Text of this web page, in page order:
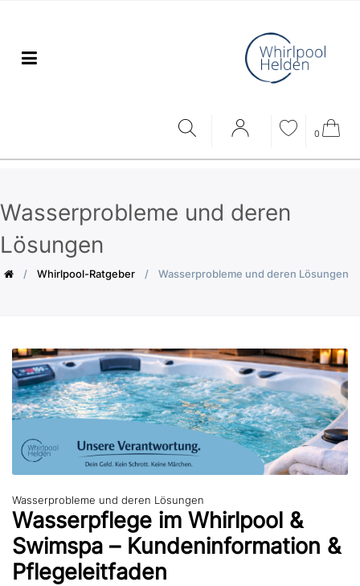
0
Wasserprobleme und deren
Lösungen
Whirlpool-Ratgeber Wasserprobleme und deren Lösungen
Wasserprobleme und deren Lösungen
Wasserpflege im Whirlpool &
Swimspa – Kundeninformation &
Pflegeleitfaden